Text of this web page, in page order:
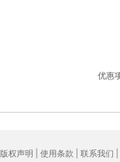
优惠
版权声明 使用条款 联系我们